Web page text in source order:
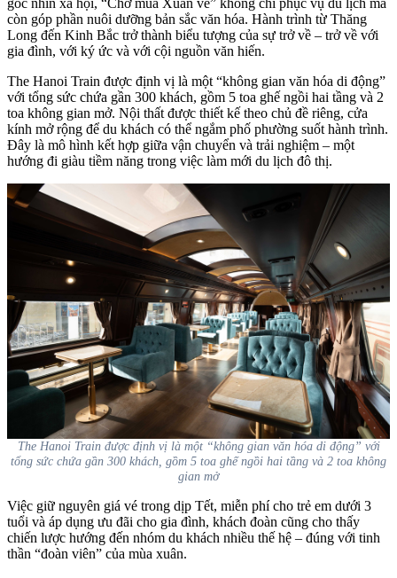
còn góp phần nuôi dưỡng bản sắc văn hóa. Hành trình từ Thăng
Long đến Kinh Bắc trở thành biểu tượng của sự trở về – trở về với
gia đình, với ký ức và với cội nguồn văn hiến.
The Hanoi Train được định vị là một “không gian văn hóa di động”
với tổng sức chứa gần 300 khách, gồm 5 toa ghế ngồi hai tầng và 2
toa không gian mở. Nội thất được thiết kế theo chủ đề riêng, cửa
kính mở rộng để du khách có thể ngắm phố phường suốt hành trình.
Đây là mô hình kết hợp giữa vận chuyển và trải nghiệm – một
hướng đi giàu tiềm năng trong việc làm mới du lịch đô thị.
The Hanoi Train được định vị là một “không gian văn hóa di động” với
tổng sức chứa gần 300 khách, gồm 5 toa ghế ngồi hai tầng và 2 toa không
gian mở
Việc giữ nguyên giá vé trong dịp Tết, miễn phí cho trẻ em dưới 3
tuổi và áp dụng ưu đãi cho gia đình, khách đoàn cũng cho thấy
chiến lược hướng đến nhóm du khách nhiều thế hệ – đúng với tinh
thần “đoàn viên” của mùa xuân.